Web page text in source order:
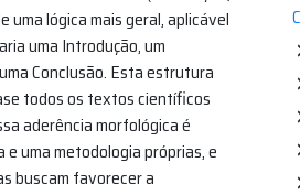
lógica mais geral, aplicável
uma Introdução, um
Conclusão. Esta estrutura
todos os textos científicos
aderência morfológica é
uma metodologia próprias, e
buscam favorecer a